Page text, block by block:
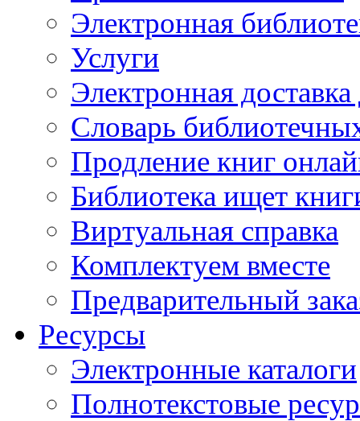
Электронная
Услуги
Электронная
Словарь
Продление книг
Библиотека ищет
Виртуальная справка
Комплектуем вместе
Предварительный
Ресурсы
Электронные каталоги
Полнотекстовые